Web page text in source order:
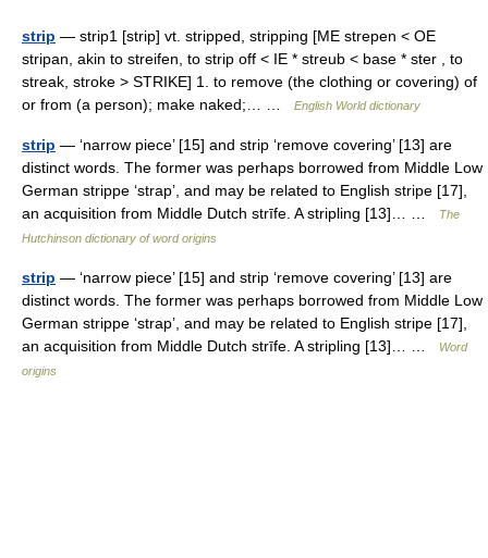
strip — strip1 [strip] vt. stripped, stripping [ME strepen < OE
stripan, akin to streifen, to strip off < IE * streub < base * ster , to
streak, stroke > STRIKE] 1. to remove (the clothing or covering) of
or from (a person); make naked;… …
English World dictionary
strip — ‘narrow piece’ [15] and strip ‘remove covering’ [13] are
distinct words. The former was perhaps borrowed from Middle Low
German strippe ‘strap’, and may be related to English stripe [17],
an acquisition from Middle Dutch strīfe. A stripling [13]… …
The
Hutchinson dictionary of word origins
strip — ‘narrow piece’ [15] and strip ‘remove covering’ [13] are
distinct words. The former was perhaps borrowed from Middle Low
German strippe ‘strap’, and may be related to English stripe [17],
an acquisition from Middle Dutch strīfe. A stripling [13]… …
Word
origins